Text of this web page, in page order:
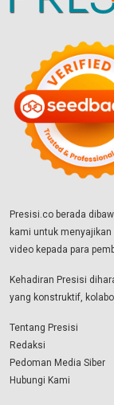
Presisi.co berada
kami untuk
video kepada para
Kehadiran Presisi
yang konstruktif,
Tentang Presisi
Redaksi
Pedoman Media Siber
Hubungi Kami